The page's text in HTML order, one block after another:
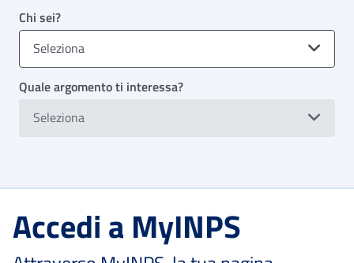
Chi sei?
Seleziona
Quale argomento ti interessa?
Seleziona
Accedi a MyINPS